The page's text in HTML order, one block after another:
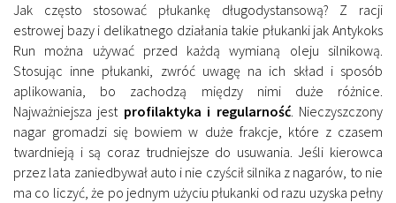
Jak często stosować płukankę długodystansową? Z racji
estrowej bazy i delikatnego działania takie płukanki jak Antykoks
Run można używać przed każdą wymianą oleju silnikową.
Stosując inne płukanki, zwróć uwagę na ich skład i sposób
aplikowania, bo zachodzą między nimi duże różnice.
Najważniejsza jest profilaktyka i regularność. Nieczyszczony
nagar gromadzi się bowiem w duże frakcje, które z czasem
twardnieją i są coraz trudniejsze do usuwania. Jeśli kierowca
przez lata zaniedbywał auto i nie czyścił silnika z nagarów, to nie
ma co liczyć, że po jednym użyciu płukanki od razu uzyska pełny